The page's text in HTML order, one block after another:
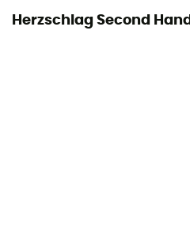
Herzschlag Second Hand